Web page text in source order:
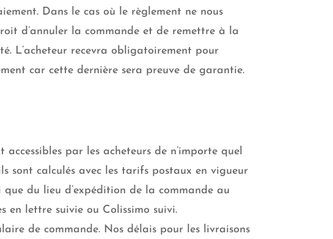
Dans le cas où le règlement ne nous
d’annuler la commande et de remettre à la
L’acheteur recevra obligatoirement pour
car cette dernière sera preuve de garantie.
accessibles par les acheteurs de n’importe quel
sont calculés avec les tarifs postaux en vigueur
du lieu d’expédition de la commande au
lettre suivie ou Colissimo suivi.
de commande. Nos délais pour les livraisons